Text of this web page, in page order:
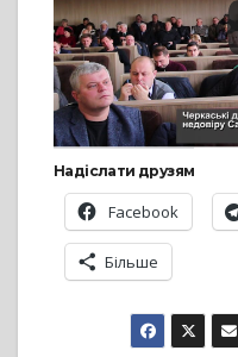
Надіслати друзям
Facebook
Більше